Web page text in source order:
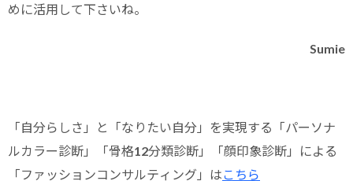
めに活用して下さいね。
Sumie
「自分らしさ」と「なりたい自分」を実現する「パーソナ
ルカラー診断」「骨格12分類診断」「顔印象診断」による
「ファッションコンサルティング」はこちら